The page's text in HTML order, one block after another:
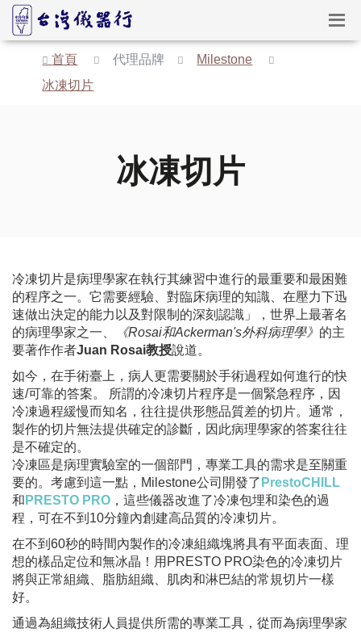
首頁 代理品牌
Milestone
冰凍切片
冰凍切片
冷凍切片是病理學家在執行其練習中進行的最重要和最困難
的程序之一。它需要經驗、對臨床病理的知識、在壓力下迅
速做出決定的能力以及對限制的深刻認識」，世界上最著名
的病理學家之一、
《Rosai和Ackerman's外科病理學》 的主
要著作作者Juan Rosai教授說道。
如今，在手術臺上，病人更需要關於手術過程如何進行的快
速/可靠的答案。 所謂的冷凍切片程序是一個緊急程序，因
冷凍過程緩慢而知名，往往提供形態品質差的切片。通常，
製作的切片無法提供確定的診斷，因此病理學家的答案往往
是不確定的。
冷凍區是病理實驗室的一個部門，專業工具的需求是至關重
要的。考慮到這一點，Milestone公司開發了 PrestoCHILL
和 PRESTO PRO ，這些儀器改進了冷凍包埋和染色的過
程，可在不到10分鐘內創建高品質的冷凍切片。
在不到60秒的時間內製作的冷凍組織塊將具有平面表面、理
想的樣品定位和無冰晶！用PRESTO PRO染色的冷凍切片
將與正常組織、脂肪組織、肌肉和淋巴結的常規切片一樣
好。
通過為組織技術人員提供所需的專業工具，從而為病理學家